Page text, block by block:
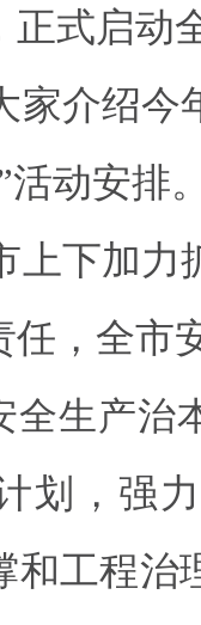
式启动
家介绍今
活动安排
上下加力
任，全市
全生产治
划，强
和工程治